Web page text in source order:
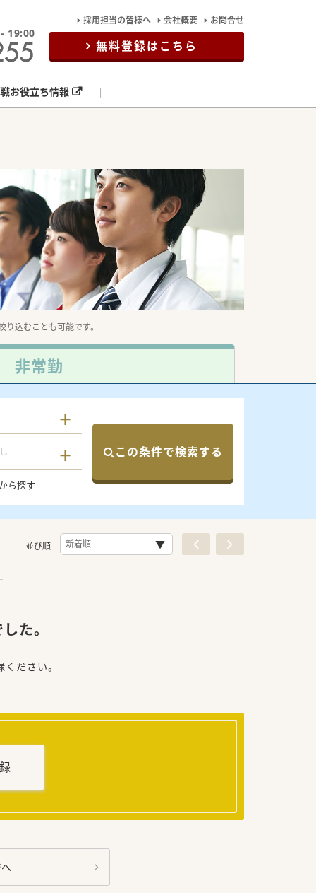
19:00
採用担当の皆様へ 会社概要 お問合せ
無料登録はこちら
お役立ち情報
込むことも可能です。
非常勤
ら探す
この条件で検索する
並び順
た。
ださい。